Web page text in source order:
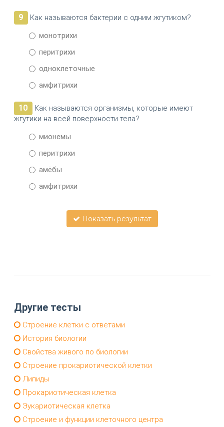
9
Как называются бактерии с одним жгутиком?
монотрихи
перитрихи
одноклеточные
амфитрихи
10
Как называются организмы, которые имеют
жгутики на всей поверхности тела?
мионемы
перитрихи
амёбы
амфитрихи
Показать результат
Другие тесты
Cтроение клетки с ответами
История биологии
Свойства живого по биологии
Строение прокариотической клетки
Липиды
Прокариотическая клетка
Эукариотическая клетка
Строение и функции клеточного центра